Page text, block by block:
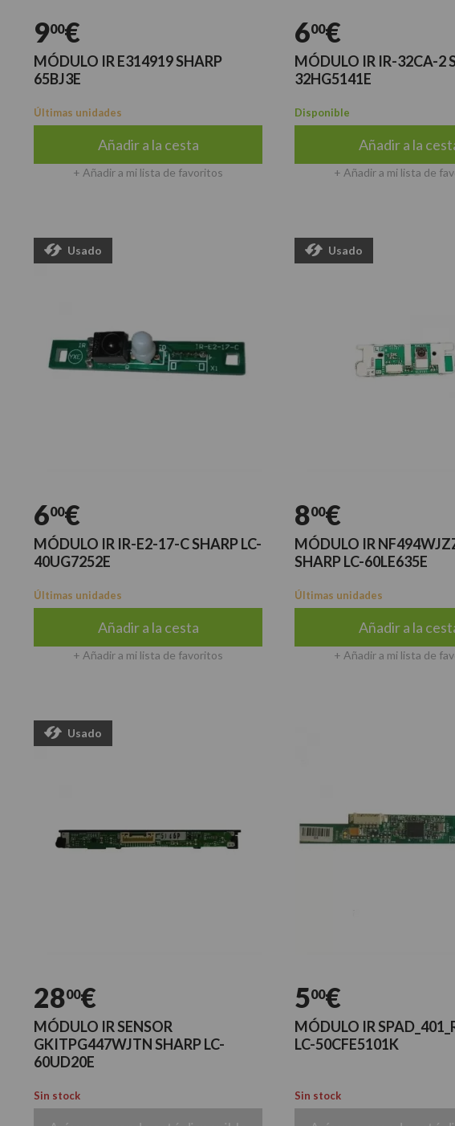
900€
MÓDULO IR E314919 SHARP
65BJ3E
Últimas unidades
Añadir a la cesta
+ Añadir a mi lista de favoritos
600€
MÓDULO IR IR-32CA-2
32HG5141E
Disponible
Añadir a la
+ Añadir a mi lista de
Usado
600€
MÓDULO IR IR-E2-17-C SHARP LC-
40UG7252E
Últimas unidades
Añadir a la cesta
+ Añadir a mi lista de favoritos
Usado
800€
MÓDULO IR
SHARP LC-60LE635E
Últimas unidades
Añadir a la
+ Añadir a mi lista de
Usado
2800€
MÓDULO IR SENSOR
GKITPG447WJTN SHARP LC-
60UD20E
Sin stock
500€
MÓDULO IR
LC-50CFE5101K
Sin stock